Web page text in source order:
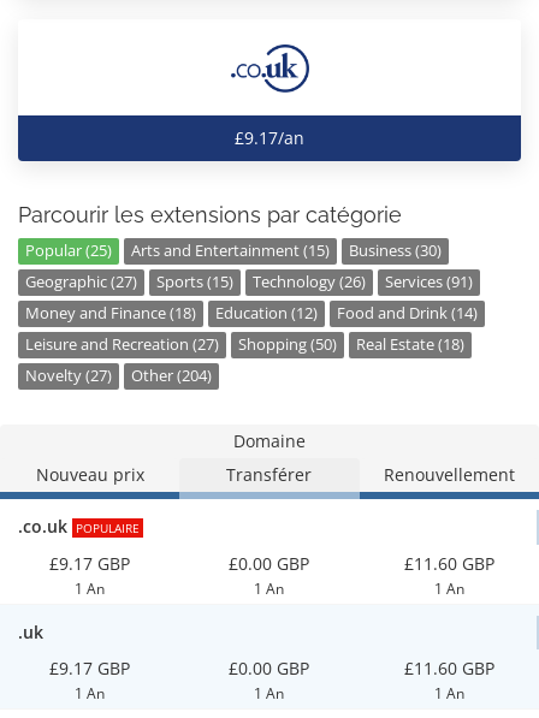
£9.17/an
Parcourir les extensions par catégorie
Popular (25) Arts and Entertainment (15)
Business (30)
Geographic (27)
Sports (15) Technology (26)
Services (91)
Money and Finance (18)
Education (12)
Food and Drink (14)
Leisure and Recreation (27)
Shopping (50)
Real Estate (18)
Novelty (27)
Other (204)
Domaine
Nouveau prix
Transférer Renouvellement
.co.uk POPULAIRE
£9.17 GBP
1 An
£0.00 GBP
1 An
£11.60 GBP
1 An
.uk
£9.17 GBP
1 An
£0.00 GBP
1 An
£11.60 GBP
1 An